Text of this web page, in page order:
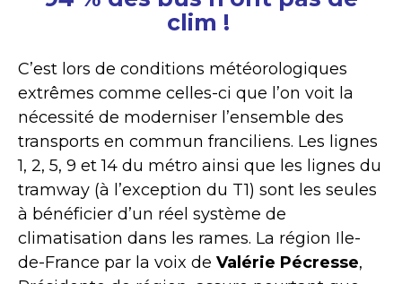
clim !
C’est lors de conditions météorologiques
extrêmes comme celles-ci que l’on voit la
nécessité de moderniser l’ensemble des
transports en commun franciliens. Les lignes
1, 2, 5, 9 et 14 du métro ainsi que les lignes du
tramway (à l’exception du T1) sont les seules
à bénéficier d’un réel système de
climatisation dans les rames. La région Ile-
de-France par la voix de Valérie Pécresse,